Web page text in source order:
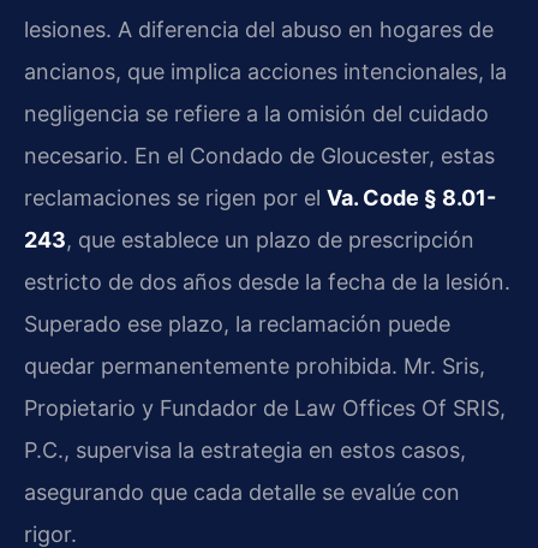
lesiones. A diferencia del abuso en hogares de
ancianos, que implica acciones intencionales, la
negligencia se refiere a la omisión del cuidado
necesario. En el Condado de Gloucester, estas
reclamaciones se rigen por el Va. Code § 8.01-
243, que establece un plazo de prescripción
estricto de dos años desde la fecha de la lesión.
Superado ese plazo, la reclamación puede
quedar permanentemente prohibida. Mr. Sris,
Propietario y Fundador de Law Offices Of SRIS,
P.C., supervisa la estrategia en estos casos,
asegurando que cada detalle se evalúe con
rigor.